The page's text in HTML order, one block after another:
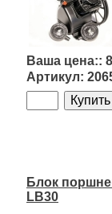
Блок
LB30